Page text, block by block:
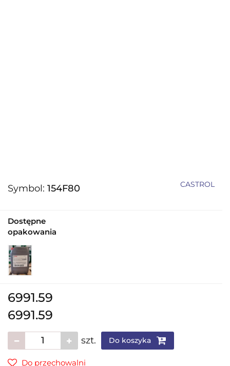
Symbol: 154F80 CASTROL
Dostępne
opakowania
6991.59
6991.59
szt. Do koszyka
Do przechowalni